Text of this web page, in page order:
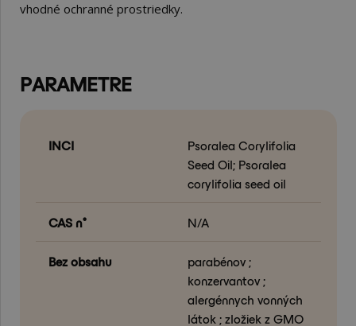
vhodné ochranné prostriedky.
PARAMETRE
INCI
Psoralea Corylifolia
Seed Oil; Psoralea
corylifolia seed oil
CAS n° N/A
Bez obsahu
parabénov ;
konzervantov ;
alergénnych vonných
látok ; zložiek z GMO